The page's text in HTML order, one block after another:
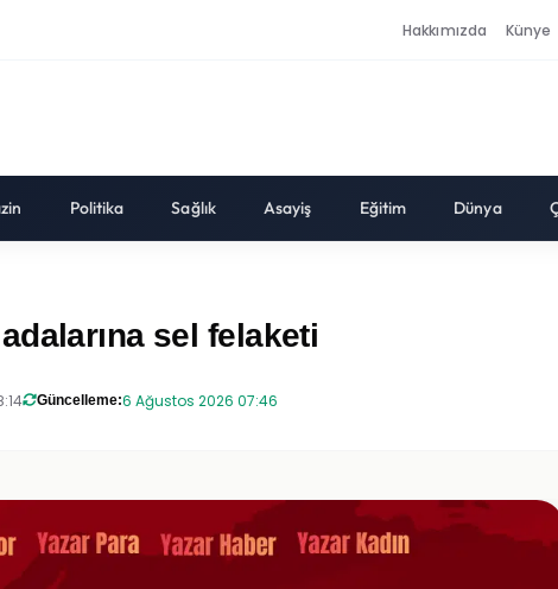
Hakkımızda Künye
Politika Sağlık Asayiş Eğitim Dünya
sel felaketi
Güncelleme:6 Ağustos 2026 07:46